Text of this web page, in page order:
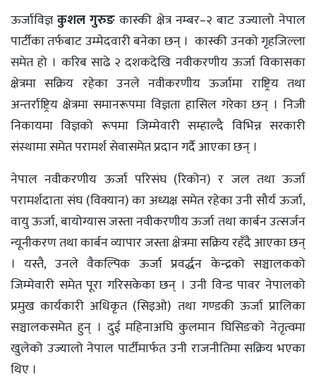
ऊर्जाविज्ञकुशल गुरुङ कास्की क्षेत्र नम्बर–२ बाट उज्यालो नेपाल
पार्टीका तर्फबाट उम्मेदवारी बनेका छन् । कास्की उनको गृहजिल्ला
समेत हो । करिब साढे २ दशकदेखि नवीकरणीय ऊर्जा विकासका
क्षेत्रमा सक्रिय रहेका उनले नवीकरणीय ऊर्जामा राष्ट्रिय तथा
अन्तर्राष्ट्रिय क्षेत्रमा समानरूपमा विज्ञता हासिल गरेका छन् । निजी
निकायमा विज्ञको रूपमा जिम्मेवारी सम्हाल्दै विभिन्न सरकारी
संस्थामा समेत परामर्श सेवासमेत प्रदान गर्दै आएका छन् ।
नेपाल नवीकरणीय ऊर्जा परिसंघ (रिकोन) र जल तथा ऊर्जा
परामर्शदाता संघ (विक्यान) का अध्यक्ष समेत रहेका उनी सौर्य ऊर्जा,
वायु ऊर्जा, बायोग्यास जस्ता नवीकरणीय ऊर्जा तथा कार्बन उत्सर्जन
न्यूनीकरण तथा कार्बन व्यापार जस्ता क्षेत्रमा सक्रिय रहँदै आएका छन्
। यस्तै, उनले वैकल्पिक ऊर्जा प्रवर्द्धन केन्द्रको सञ्चालकको
जिम्मेवारी समेत पूरा गरिसकेका छन् । उनी विन्ड पावर नेपालको
प्रमुख कार्यकारी अधिकृत (सिइओ) तथा गण्डकी ऊर्जा प्रालिका
सञ्चालकसमेत हुन् । दुई महिनाअघि कुलमान घिसिङको नेतृत्वमा
खुलेको उज्यालो नेपाल पार्टीमार्फत उनी राजनीतिमा सक्रिय भएका
थिए ।